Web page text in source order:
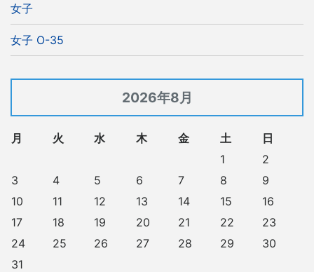
女子
女子 O-35
2026年8月
月 火 水 木 金 土
日
1
2
3
4 5 6 7 8
9
10
11 12 13 14 15
16
17
18 19 20 21 22
23
24
25 26 27 28 29
30
31